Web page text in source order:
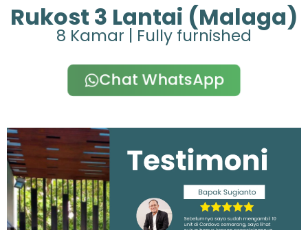
Rukost 3 Lantai (Malaga)
8 Kamar | Fully furnished
Chat WhatsApp